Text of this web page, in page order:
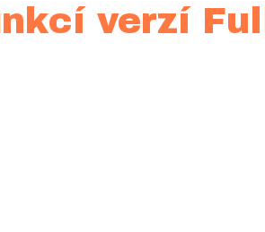
verzí